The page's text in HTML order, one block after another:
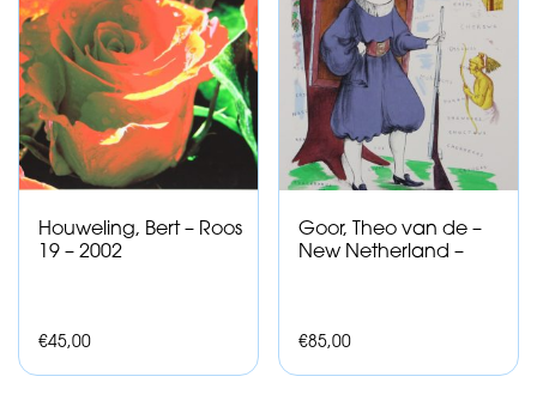
Houweling, Bert – Roos
19 – 2002
€45,00
Goor, Theo van de –
New Netherland –
€85,00